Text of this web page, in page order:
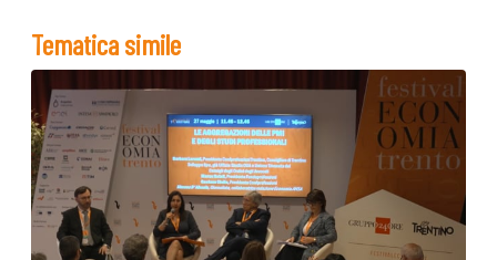
Tematica simile